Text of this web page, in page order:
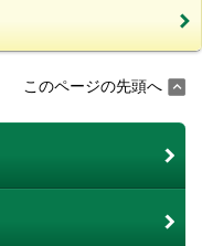
このページの先頭へ